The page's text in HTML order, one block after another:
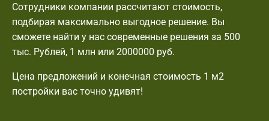
Сотрудники компании рассчитают стоимость,
подбирая максимально выгодное решение. Вы
сможете найти у нас современные решения за 500
тыс. Рублей, 1 млн или 2000000 руб.
Цена предложений и конечная стоимость 1 м2
постройки вас точно удивят!